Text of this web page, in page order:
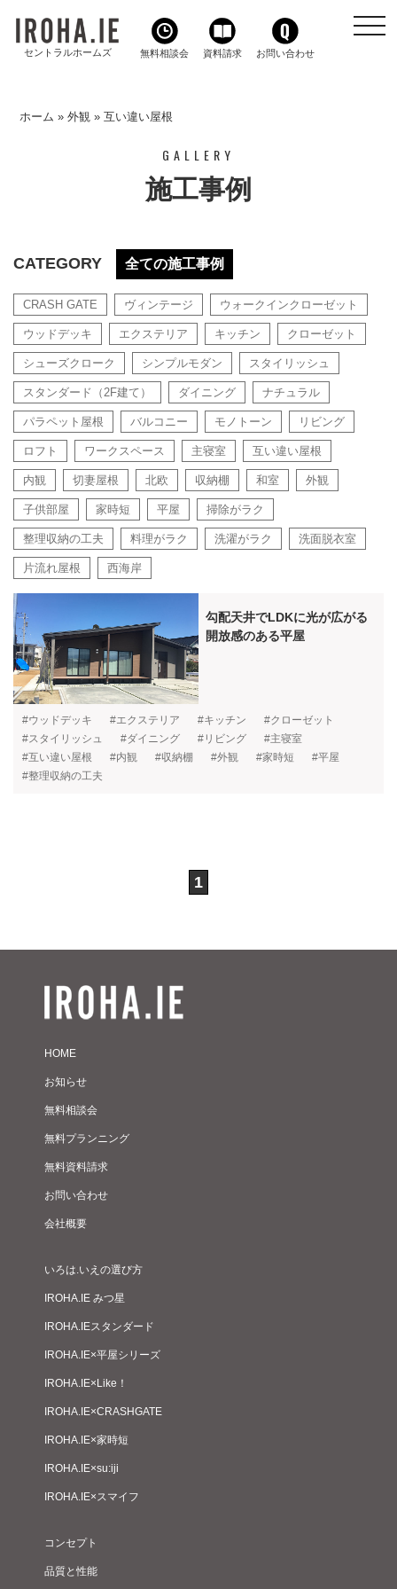
セントラルホームズ 無料相談会 資料請求 お問い合わせ
ホーム »外観 »互い違い屋根
GALLERY
施工事例
CATEGORY 全ての施工事例
CRASH GATE ヴィンテージ ウォークインクローゼット
ウッドデッキ エクステリア キッチン クローゼット
シューズクローク シンプルモダン スタイリッシュ
スタンダード（2F建て） ダイニング ナチュラル
パラペット屋根 バルコニー モノトーン リビング
ロフト ワークスペース 主寝室 互い違い屋根
内観 切妻屋根 北欧 収納棚 和室 外観
子供部屋 家時短 平屋 掃除がラク
整理収納の工夫 料理がラク 洗濯がラク 洗面脱衣室
片流れ屋根 西海岸
勾配天井でLDKに光が広がる
開放感のある平屋
#ウッドデッキ #エクステリア #キッチン
#クローゼット
#スタイリッシュ
#ダイニング #リビング
#主寝室
#互い違い屋根
#内観 #収納棚 #外観 #家時短
#平屋
#整理収納の工夫
1
HOME
お知らせ
無料相談会
無料プランニング
無料資料請求
お問い合わせ
会社概要
いろは.いえの選び方
IROHA.IE みつ星
IROHA.IEスタンダード
IROHA.IE×平屋シリーズ
IROHA.IE×Like！
IROHA.IE×CRASHGATE
IROHA.IE×家時短
IROHA.IE×su:iji
IROHA.IE×スマイフ
コンセプト
品質と性能